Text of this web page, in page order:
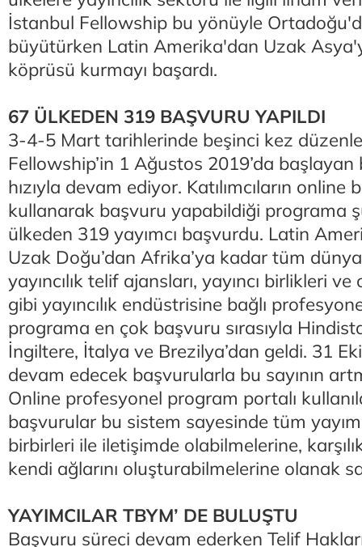
İstanbul Fellowship bu yönüyle
büyütürken Latin Amerika'dan Uzak
köprüsü kurmayı başardı.
67 ÜLKEDEN 319 BAŞVURU YAPILDI
3-4-5 Mart tarihlerinde beşinci kez
Fellowship’in 1 Ağustos 2019’da
hızıyla devam ediyor. Katılımcıların
kullanarak başvuru yapabildiği programa
ülkeden 319 yayımcı başvurdu. Latin
Uzak Doğu’dan Afrika’ya kadar tüm
yayıncılık telif ajansları, yayıncı birlikleri
gibi yayıncılık endüstrisine bağlı
programa en çok başvuru sırasıyla
İngiltere, İtalya ve Brezilya’dan geldi. 31
devam edecek başvurularla bu sayının
Online profesyonel program portalı
başvurular bu sistem sayesinde tüm
birbirleri ile iletişimde olabilmelerine,
kendi ağlarını oluşturabilmelerine olanak
YAYIMCILAR TBYM’ DE BULUŞTU
Başvuru süreci devam ederken Telif